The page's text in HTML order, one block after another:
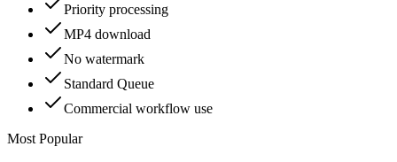
Priority processing
MP4 download
No watermark
Standard Queue
Commercial workflow use
Most Popular